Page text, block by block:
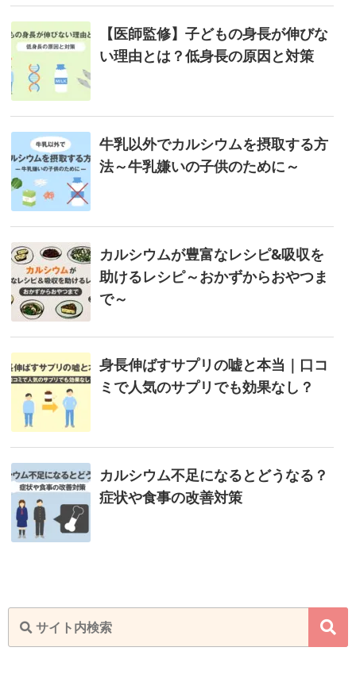
【医師監修】子どもの身長が伸びな
い理由とは？低身長の原因と対策
牛乳以外でカルシウムを摂取する方
法～牛乳嫌いの子供のために～
カルシウムが豊富なレシピ&吸収を
助けるレシピ～おかずからおやつま
で～
身長伸ばすサプリの嘘と本当｜口コ
ミで人気のサプリでも効果なし？
カルシウム不足になるとどうなる？
症状や食事の改善対策